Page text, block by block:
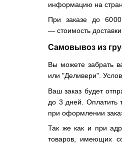
информацию на
При заказе до
— стоимость
Самовывоз из
Вы можете забрать
или "Деливери".
Ваш заказ будет
до 3 дней. Оплатить
при оформлении
Так же как и при
товаров, имеющих